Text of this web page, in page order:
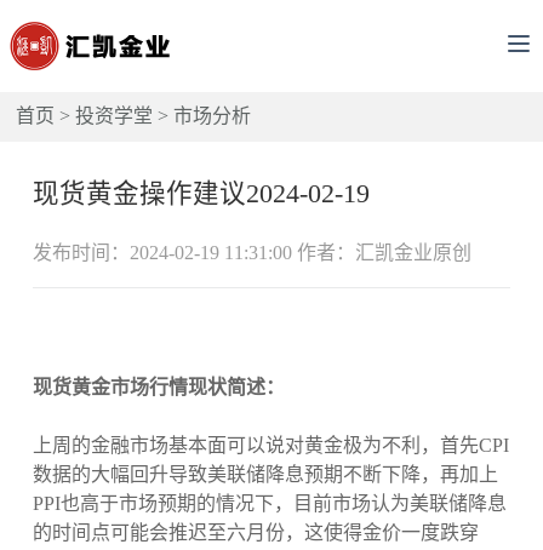
首页 >投资学堂 >市场分析
现货黄金操作建议2024-02-19
发布时间：2024-02-19 11:31:00 作者：汇凯金业原创
现货黄金市场行情现状简述：
上周的金融市场基本面可以说对黄金极为不利，首先CPI
数据的大幅回升导致美联储降息预期不断下降，再加上
PPI也高于市场预期的情况下，目前市场认为美联储降息
的时间点可能会推迟至六月份，这使得金价一度跌穿